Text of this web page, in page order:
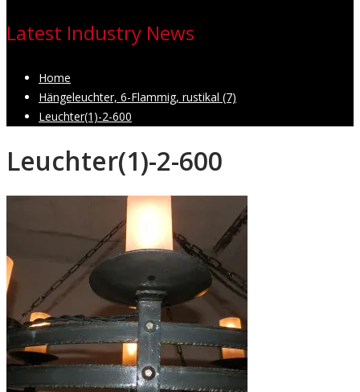
Latest Industry News
Home
Hängeleuchter, 6-Flammig, rustikal (7)
Leuchter(1)-2-600
Leuchter(1)-2-600